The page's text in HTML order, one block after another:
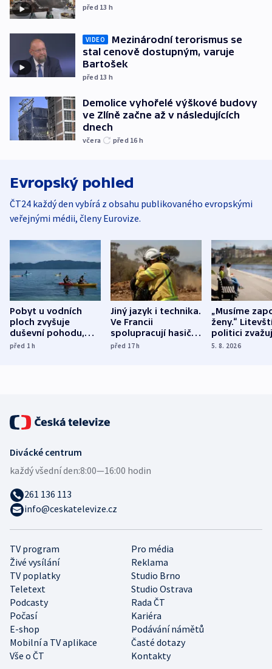
před 13 h
VIDEO
Mezinárodní terorismus se
stal cenově dostupným, varuje
Bartošek
před 13 h
Demolice vyhořelé výškové budovy
ve Zlíně začne až v následujících
dnech
včera před 16 h
Evropský pohled
ČT24 každý den vybírá z obsahu publikovaného evropskými
veřejnými médii, členy Eurovize.
Pobyt u vodních
ploch zvyšuje
duševní pohodu,
ukázala
před 1h
Jiný jazyk i technika.
Ve Francii
spolupracují hasiči z
různých zemí
před 17h
„Musíme
ženy.“
politici
dohodu o
5. 8. 2026
TV program
Pro média
Živé vysílání
Reklama
TV poplatky
Studio Brno
Teletext
Studio Ostrava
Podcasty
Rada ČT
Počasí
Kariéra
E-shop
Podávání námětů
Mobilní a TV aplikace
Časté dotazy
Vše o ČT
Kontakty
Divácké centrum
každý všední den:8:00—16:00 hodin
261 136 113
info@ceskatelevize.cz